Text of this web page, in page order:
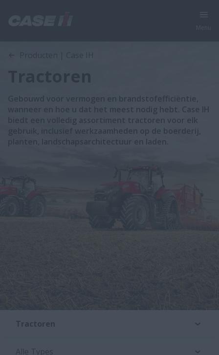
Gebouwd voor vermogen en brandstofefficiëntie,
wanneer en hoe u dat het meest nodig hebt. Case IH
biedt een volledig assortiment tractoren voor elk
gebruik, inclusief werkzaamheden op de boerderij,
planten, landschapsarchitectuur en laden.
Tractoren
Alle Types